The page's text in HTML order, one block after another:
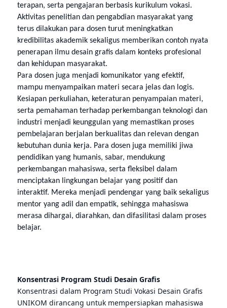
terapan, serta pengajaran berbasis kurikulum vokasi.
Aktivitas penelitian dan pengabdian masyarakat yang
terus dilakukan para dosen turut meningkatkan
kredibilitas akademik sekaligus memberikan contoh nyata
penerapan ilmu desain grafis dalam konteks profesional
dan kehidupan masyarakat.
Para dosen juga menjadi komunikator yang efektif,
mampu menyampaikan materi secara jelas dan logis.
Kesiapan perkuliahan, keteraturan penyampaian materi,
serta pemahaman terhadap perkembangan teknologi dan
industri menjadi keunggulan yang memastikan proses
pembelajaran berjalan berkualitas dan relevan dengan
kebutuhan dunia kerja. Para dosen juga memiliki jiwa
pendidikan yang humanis, sabar, mendukung
perkembangan mahasiswa, serta fleksibel dalam
menciptakan lingkungan belajar yang positif dan
interaktif. Mereka menjadi pendengar yang baik sekaligus
mentor yang adil dan empatik, sehingga mahasiswa
merasa dihargai, diarahkan, dan difasilitasi dalam proses
belajar.
Konsentrasi Program Studi Desain Grafis
Konsentrasi dalam Program Studi Vokasi Desain Grafis
UNIKOM dirancang untuk mempersiapkan mahasiswa